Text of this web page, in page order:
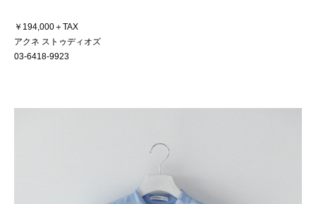
￥194,000＋TAX
アクネ ストゥディオズ
03-6418-9923